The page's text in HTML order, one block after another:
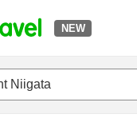
NEW
พลนพักรีวิว